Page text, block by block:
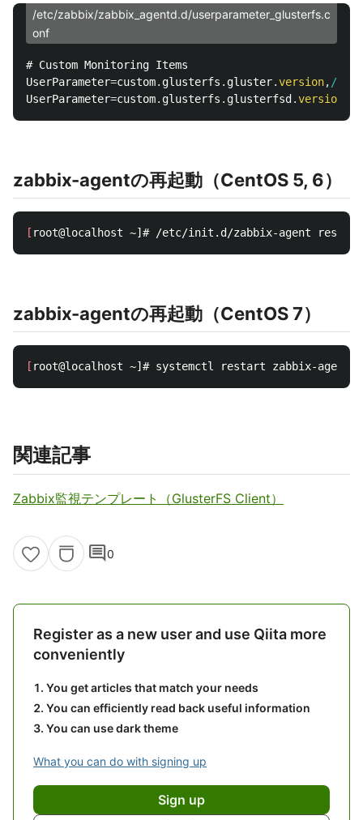
/etc/zabbix/zabbix_agentd.d/userparameter_glusterfs.c
onf
# Custom Monitoring Items
UserParameter=custom. glusterfs . gluster.version, /usr/
UserParameter=custom. glusterfs . glusterfsd .version
zabbix-agentの再起動（CentOS 5, 6）
[
zabbix-agentの再起動（CentOS 7）
[
関連記事
Zabbix監視テンプレート（GlusterFS Client）
comment0
Register as a new user and use Qiita more
conveniently
You get articles that match your needs
You can efficiently read back useful information
You can use dark theme
What you can do with signing up
Sign up